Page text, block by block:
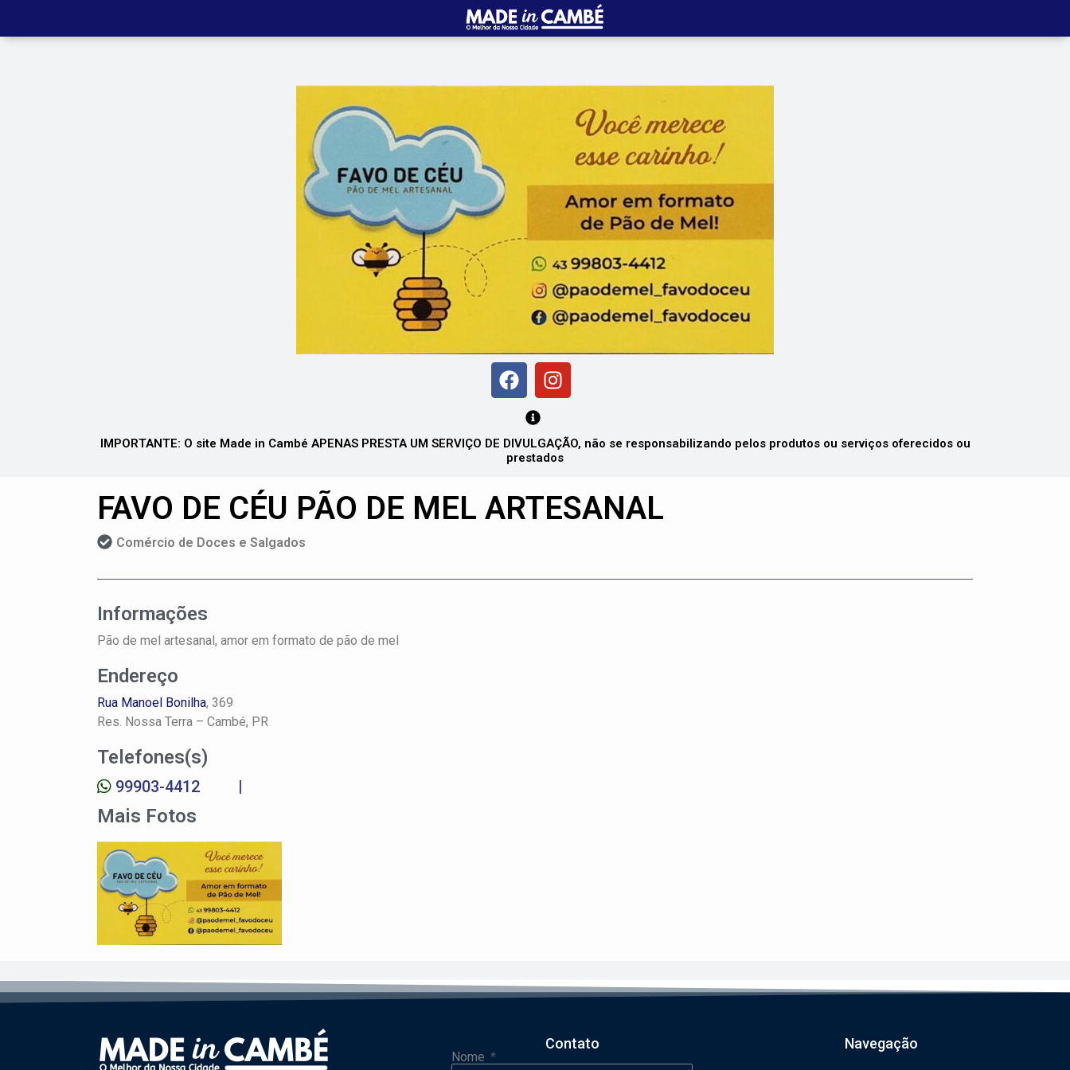
IMPORTANTE: O site Made in Cambé APENAS PRESTA UM SERVIÇO DE DIVULGAÇÃO, não se responsabilizando pelos produtos ou serviços oferecidos ou
prestados
FAVO DE CÉU PÃO DE MEL ARTESANAL
Comércio de Doces e Salgados
Informações
Pão de mel artesanal, amor em formato de pão de mel
Endereço
Rua Manoel Bonilha, 369
Res. Nossa Terra – Cambé, PR
Telefones(s)
99903-4412 |
Mais Fotos
Contato
Nome
Navegação